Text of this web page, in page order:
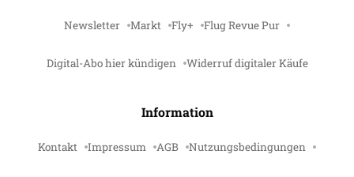
Newsletter Markt Fly+ Flug Revue Pur
Digital-Abo hier kündigen Widerruf digitaler Käufe
Information
Kontakt Impressum AGB Nutzungsbedingungen